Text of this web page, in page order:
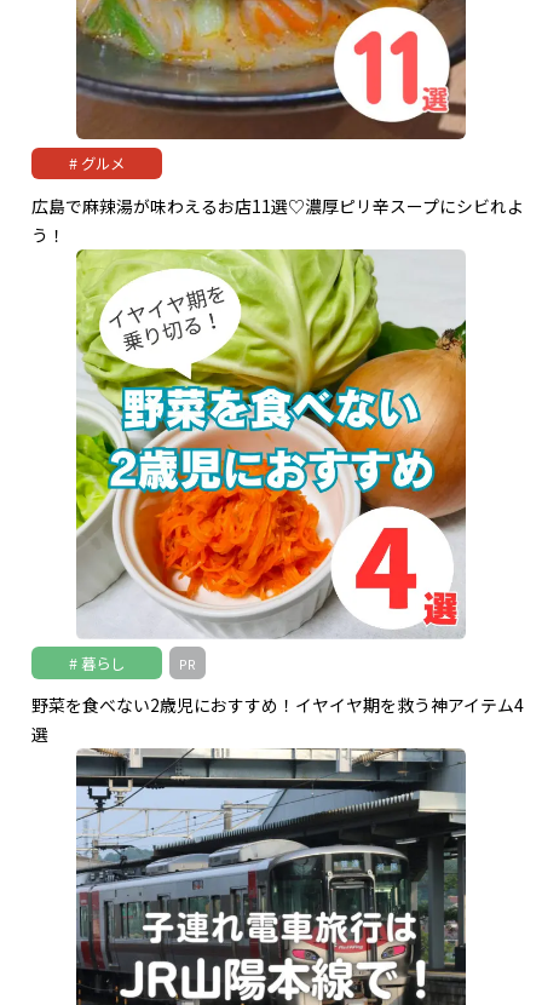
グルメ
広島で麻辣湯が味わえるお店11選♡濃厚ピリ辛スープにシビれよ
う！
暮らし PR
野菜を食べない2歳児におすすめ！イヤイヤ期を救う神アイテム4
選